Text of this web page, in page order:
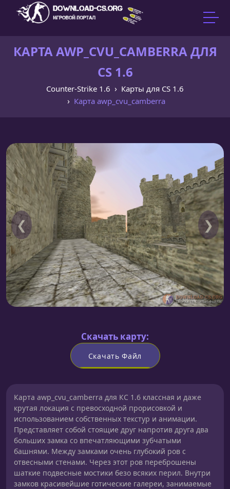
КАРТА AWP_CVU_CAMBERRA ДЛЯ
CS 1.6
Counter-Strike 1.6
Карты для CS 1.6
Карта awp_cvu_camberra
❮ ❯
Скачать карту:
Скачать Файл
Карта awp_cvu_camberra для КС 1.6 классная и даже
крутая локация с превосходной прорисовкой и
использованием собственных текстур и анимации.
Представляет собой стоящие друг напротив друга два
больших замка со впечатляющими зубчатыми
башнями. Между замками очень глубокий ров с
отвесными стенами. Через этот ров переброшены
шаткие подвесные мостики безо всяких перил. Внутри
замков красивейшие готические галереи, занимаемые